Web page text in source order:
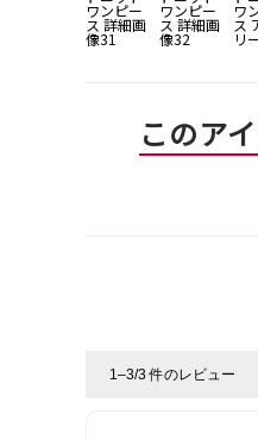
このア
1–3/3 件のレビュー